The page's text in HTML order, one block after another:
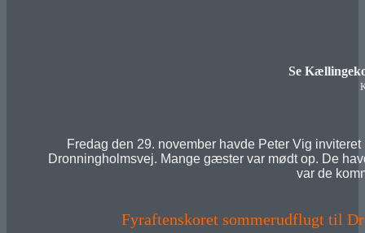
Se
Fredag den 29. november havde Peter Vig
Dronningholmsvej. Mange gæster var mødt op. De
var de
Fyraftenskoret sommerudflugt til